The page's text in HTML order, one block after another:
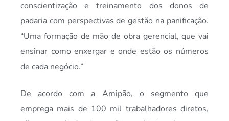
conscientização e treinamento dos donos de
padaria com perspectivas de gestão na panificação.
“Uma formação de mão de obra gerencial, que vai
ensinar como enxergar e onde estão os números
de cada negócio.”
De acordo com a Amipão, o segmento que
emprega mais de 100 mil trabalhadores diretos,